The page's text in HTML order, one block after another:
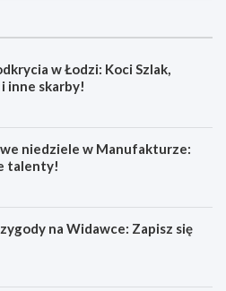
w Łodzi: Koci Szlak,
inne skarby!
niedziele w Manufakturze:
talenty!
na Widawce: Zapisz się